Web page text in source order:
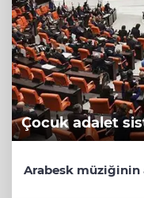
Çocuk adalet
Arabesk müziğinin